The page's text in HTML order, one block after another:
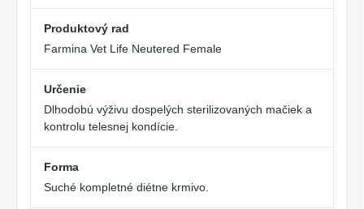
Produktový rad
Farmina Vet Life Neutered Female
Určenie
Dlhodobú výživu dospelých sterilizovaných mačiek a
kontrolu telesnej kondície.
Forma
Suché kompletné diétne krmivo.